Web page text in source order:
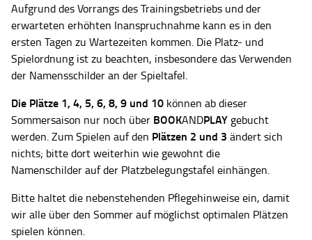
Aufgrund des Vorrangs des Trainingsbetriebs und der
erwarteten erhöhten Inanspruchnahme kann es in den
ersten Tagen zu Wartezeiten kommen. Die Platz- und
Spielordnung ist zu beachten, insbesondere das Verwenden
der Namensschilder an der Spieltafel.
Die Plätze 1, 4, 5, 6, 8, 9 und 10 können ab dieser
Sommersaison nur noch über BOOKANDPLAY gebucht
werden. Zum Spielen auf den Plätzen 2 und 3 ändert sich
nichts; bitte dort weiterhin wie gewohnt die
Namenschilder auf der Platzbelegungstafel einhängen.
Bitte haltet die nebenstehenden Pflegehinweise ein, damit
wir alle über den Sommer auf möglichst optimalen Plätzen
spielen können.